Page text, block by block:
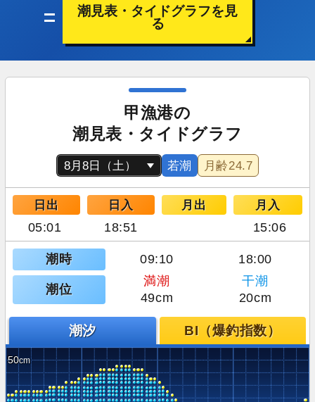
潮見表・タイドグラフを見
る
甲漁港の
潮見表・タイドグラフ
若潮 月齢24.7
日出 日入 月出 月入
05:01 18:51 15:06
潮時 09:10 18:00
潮位
満潮
干潮
49cm
20cm
潮汐 BI（爆釣指数）
50